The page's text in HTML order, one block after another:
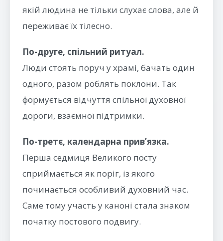
якій людина не тільки слухає слова, але й
переживає їх тілесно.
По-друге, спільний ритуал.
Люди стоять поруч у храмі, бачать один
одного, разом роблять поклони. Так
формується відчуття спільної духовної
дороги, взаємної підтримки.
По-третє, календарна прив’язка.
Перша седмиця Великого посту
сприймається як поріг, із якого
починається особливий духовний час.
Саме тому участь у каноні стала знаком
початку постового подвигу.